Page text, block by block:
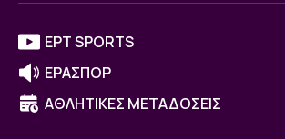
ΕΡΤ SPORTS
ΕΡΑΣΠΟΡ
ΑΘΛΗΤΙΚΕΣ ΜΕΤΑΔΟΣΕΙΣ